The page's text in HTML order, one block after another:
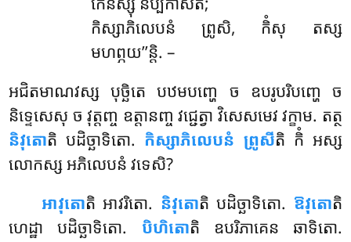
កិស្សាភិលេបនំ ព្រូសិ, កិំសុ តស្ស
មហព្ភយ’’ន្តិ. –
អជិតមាណវស្ស បុច្ឆិតេ បឋមបញ្ហេ ច ឧបរូបរិបញ្ហេ ច
និទ្ទេសេសុ ច វុត្តញ្ច ឧត្តានញ្ច វជ្ជេត្វា វិសេសមេវ វក្ខាម. តត្ថ
និវុតោតិ បដិច្ឆាទិតោ. កិស្សាភិលេបនំ ព្រូសីតិ កិំ អស្ស
លោកស្ស អភិលេបនំ វទេសិ?
អាវុតោតិអាវរិតោ. និវុតោតិ បដិច្ឆាទិតោ. ឱវុតោតិ
ហេដ្ឋា បដិច្ឆាទិតោ. បិហិតោតិ ឧបរិភាគេន ឆាទិតោ.